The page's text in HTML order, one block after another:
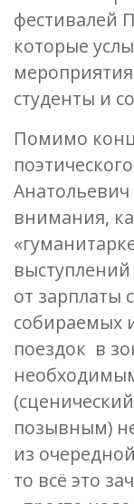
фестивалей
которые
студенты и
Помимо
Анатольевич
внимания,
от зарплаты
собираемых
поездок в
позывным)
из
то всё это